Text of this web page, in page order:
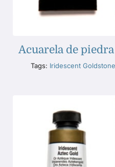
Acuarela de
Tags: Iridescent Goldstone